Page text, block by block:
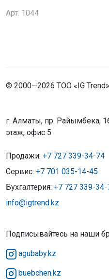
Арт. 1044
© 2000—2026 ТОО «IG Trend»
г. Алматы, пр. Райымбека,
этаж, офис 5
Продажи: +7 727 339-34-74
Сервис: +7 701 035-14-45
Бухгалтерия: +7 727 339-34-
info@igtrend.kz
Подписывайтесь на наши
agubaby.kz
buebchen.kz